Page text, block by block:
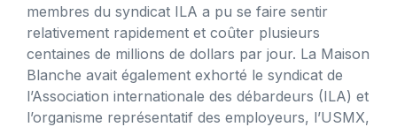
membres du syndicat ILA a pu se faire sentir
relativement rapidement et coûter plusieurs
centaines de millions de dollars par jour. La Maison
Blanche avait également exhorté le syndicat de
l’Association internationale des débardeurs (ILA) et
l’organisme représentatif des employeurs, l’USMX,